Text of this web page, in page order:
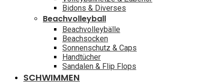
Bidons & Diverses
Beachvolleyball
Beachvolleybälle
Beachsocken
Sonnenschutz & Caps
Handtücher
Sandalen & Flip Flops
SCHWIMMEN